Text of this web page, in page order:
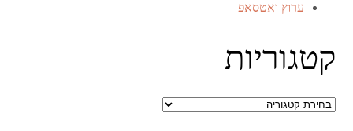
ערוץ ואטסאפ
קטגוריות
קטגוריות